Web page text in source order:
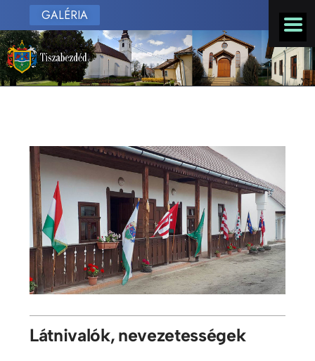
GALÉRIA
Látnivalók, nevezetességek